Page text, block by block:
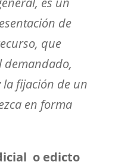
de
que
fijación de un
en forma
o edicto